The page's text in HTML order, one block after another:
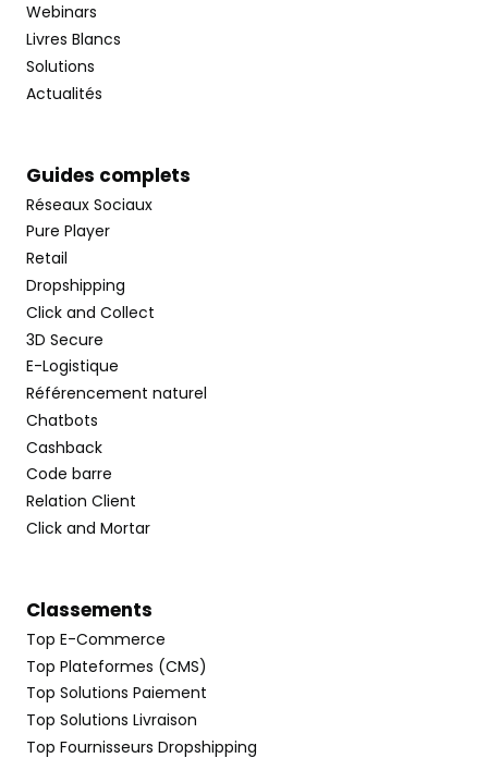
Webinars
Livres Blancs
Solutions
Actualités
Guides complets
Réseaux Sociaux
Pure Player
Retail
Dropshipping
Click and Collect
3D Secure
E-Logistique
Référencement naturel
Chatbots
Cashback
Code barre
Relation Client
Click and Mortar
Classements
Top E-Commerce
Top Plateformes (CMS)
Top Solutions Paiement
Top Solutions Livraison
Top Fournisseurs Dropshipping